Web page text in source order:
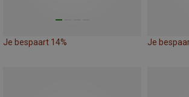
Je bespaart 14% Je